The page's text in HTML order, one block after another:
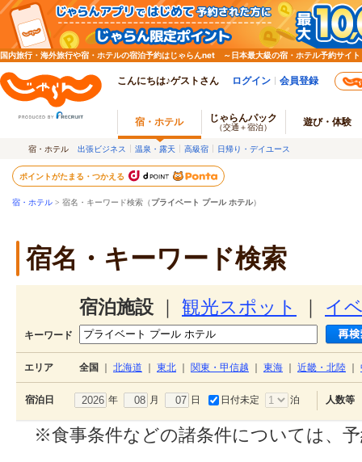
国内旅行・海外旅行や宿・ホテルの宿泊予約はじゃらんnet ～日本最大級の宿・ホテル予約サイト
こんにちは♪ゲストさん ログイン 会員登録
宿・ホテル じゃらんパック
（交通＋宿泊） 遊び・体験
宿・ホテル 出張ビジネス 温泉・露天 高級宿 日帰り・デイユース
ポイントがたまる・つかえる
宿・ホテル > 宿名・キーワード検索（プライベート プール ホテル）
宿名・キーワード検索
宿泊施設 観光スポット イ
キーワード
エリア 全国 北海道 東北 関東・甲信越 東海 近畿・北陸
宿泊日 年 月 日 日付未定 泊 人数等
※食事条件などの諸条件については、